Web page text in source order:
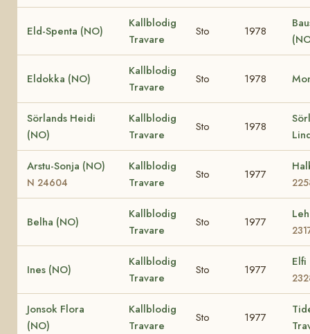
Eld-Spenta (NO)
Kallblodig
Travare
Sto 1978
Eldokka (NO)
Kallblodig
Travare
Sto 1978
Sörlands Heidi
(NO)
Kallblodig
Travare
Sto 1978
Arstu-Sonja (NO)
N 24604
Kallblodig
Travare
Sto 1977
Belha (NO)
Kallblodig
Travare
Sto 1977
Ines (NO)
Kallblodig
Travare
Sto 1977
Jonsok Flora
(NO)
Kallblodig
Travare
Sto 1977